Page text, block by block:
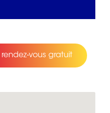
vous gratuit